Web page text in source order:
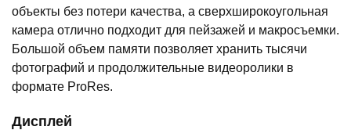
объекты без потери качества, а сверхширокоугольная
камера отлично подходит для пейзажей и макросъемки.
Большой объем памяти позволяет хранить тысячи
фотографий и продолжительные видеоролики в
формате ProRes.
Дисплей